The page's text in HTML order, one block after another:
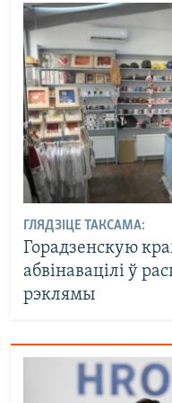
ГЛЯДЗІЦЕ ТАКСАМА:
Горадзенскую
абвінавацілі ў
рэклямы